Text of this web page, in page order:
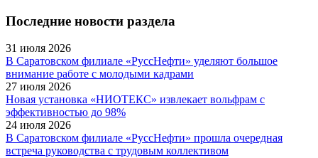
Последние новости раздела
31 июля 2026
В Саратовском филиале «РуссНефти» уделяют большое
внимание работе с молодыми кадрами
27 июля 2026
Новая установка «НИОТЕКС» извлекает вольфрам с
эффективностью до 98%
24 июля 2026
В Саратовском филиале «РуссНефти» прошла очередная
встреча руководства с трудовым коллективом